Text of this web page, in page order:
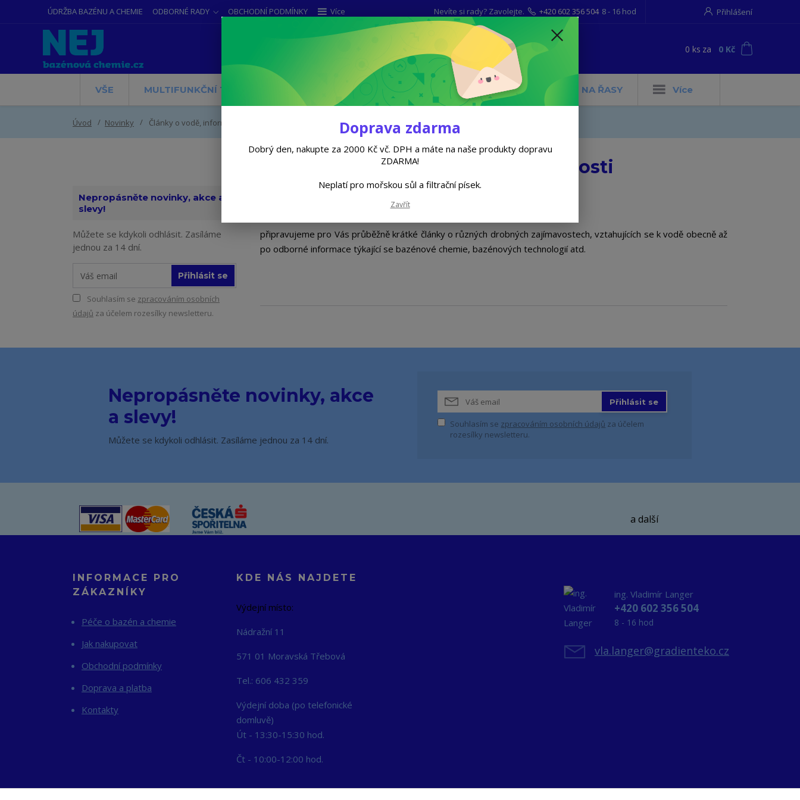
ÚDRŽBA BAZÉNU A CHEMIE ODBORNÉ RADY OBCHODNÍ PODMÍNKY Více Přihlášení
Hledat
Nevíte si rady? Zavolejte. +420 602 356 504 8 - 16 hod
0 ks za 0 Kč
VŠE MULTIFUNKČNÍ TABLETY CHLOROVÁ DEZINFEKCE BEZCHLOROVÁ CHEMIE NA ŘASY Více
Úvod Novinky Články o vodě, informace, zajímavosti
Nepropásněte novinky, akce a
slevy!
Můžete se kdykoli odhlásit. Zasíláme
jednou za 14 dní.
Přihlásit se
Souhlasím se zpracováním osobních
údajů za účelem rozesílky newsletteru.
Články o vodě, informace, zajímavosti
Vážení a milí zákazníci a návštěvníci našeho webu,
připravujeme pro Vás průběžně krátké články o různých drobných zajímavostech, vztahujících se k vodě obecně až
po odborné informace týkající se bazénové chemie, bazénových technologií atd.
Nepropásněte novinky, akce
a slevy!
Můžete se kdykoli odhlásit. Zasíláme jednou za 14 dní.
Přihlásit se
Souhlasím se zpracováním osobních údajů za účelem
rozesílky newsletteru.
a další
INFORMACE PRO
ZÁKAZNÍKY
Péče o bazén a chemie
Jak nakupovat
Obchodní podmínky
Doprava a platba
Kontakty
KDE NÁS NAJDETE
Výdejní místo:
Nádražní 11
571 01 Moravská Třebová
Tel.: 606 432 359
Výdejní doba (po telefonické
domluvě)
Út - 13:30-15:30 hod.
Čt - 10:00-12:00 hod.
ing. Vladimír Langer
+420 602 356 504
8 - 16 hod
vla.langer@gradienteko.cz
Doprava zdarma
Dobrý den, nakupte za 2000 Kč vč. DPH a máte na naše produkty dopravu
ZDARMA!
Neplatí pro mořskou sůl a filtrační písek.
Zavřít